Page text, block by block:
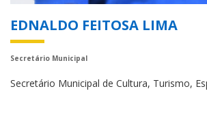
EDNALDO FEITOSA LIMA
Secretário Municipal
Secretário Municipal de Cultura, Turismo,